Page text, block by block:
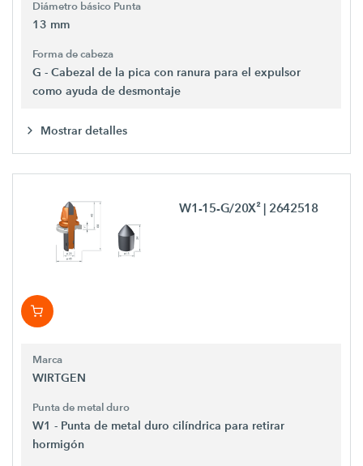
Diámetro básico Punta
13 mm
Forma de cabeza
G - Cabezal de la pica con ranura para el expulsor
como ayuda de desmontaje
Mostrar detalles
W1-15-G/20X² | 2642518
Marca
WIRTGEN
Punta de metal duro
W1 - Punta de metal duro cilíndrica para retirar
hormigón